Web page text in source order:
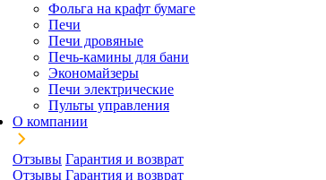
Фольга на крафт бумаге
Печи
Печи дровяные
Печь-камины для бани
Экономайзеры
Печи электрические
Пульты управления
О компании
Отзывы Гарантия и возврат
Отзывы Гарантия и возврат